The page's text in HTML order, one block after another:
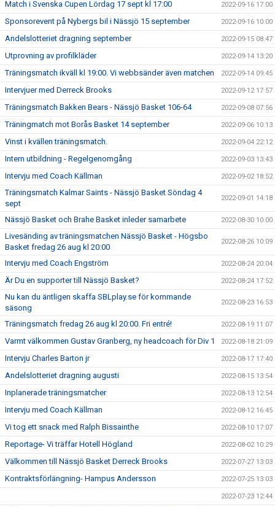
Match i Svenska Cupen Lördag 17 sept kl 17:00 2022-09-16 17:00
Sponsorevent på Nybergs bil i Nässjö 15 september 2022-09-16 10:00
Andelslotteriet dragning september 2022-09-15 08:47
Utprovning av profilkläder 2022-09-14 13:20
Träningsmatch ikväll kl 19:00. Vi webbsänder även matchen 2022-09-14 09:45
Intervjuer med Derreck Brooks 2022-09-12 17:57
Träningsmatch Bakken Bears - Nässjö Basket 106-64 2022-09-08 07:56
Träningmatch mot Borås Basket 14 september 2022-09-06 10:13
Vinst i kvällen träningsmatch. 2022-09-04 22:12
Intern utbildning - Regelgenomgång 2022-09-03 13:43
Intervju med Coach Källman 2022-09-02 18:52
Träningsmatch Kalmar Saints - Nässjö Basket Söndag 4
sept
2022-09-01 14:18
Nässjö Basket och Brahe Basket inleder samarbete 2022-08-30 10:00
Livesänding av träningsmatchen Nässjö Basket - Högsbo
Basket fredag 26 aug kl 20:00
2022-08-26 10:09
Intervju med Coach Engström 2022-08-24 20:04
Är Du en supporter till Nässjö Basket? 2022-08-24 17:52
Nu kan du äntligen skaffa SBLplay.se för kommande
säsong
2022-08-23 16:53
Träningsmatch fredag 26 aug kl 20:00. Fri entré! 2022-08-19 11:07
Varmt välkommen Gustav Granberg, ny headcoach för Div 1 2022-08-18 21:09
Intervju Charles Barton jr 2022-08-17 17:40
Andelslotteriet dragning augusti 2022-08-15 13:54
Inplanerade träningsmatcher 2022-08-13 12:54
Intervju med Coach Källman 2022-08-12 16:45
Vi tog ett snack med Ralph Bissainthe 2022-08-10 17:07
Reportage- Vi träffar Hotell Högland 2022-08-02 10:29
Välkommen till Nässjö Basket Derreck Brooks 2022-07-27 13:03
Kontraktsförlängning- Hampus Andersson 2022-07-25 13:03
2022-07-23 12:44